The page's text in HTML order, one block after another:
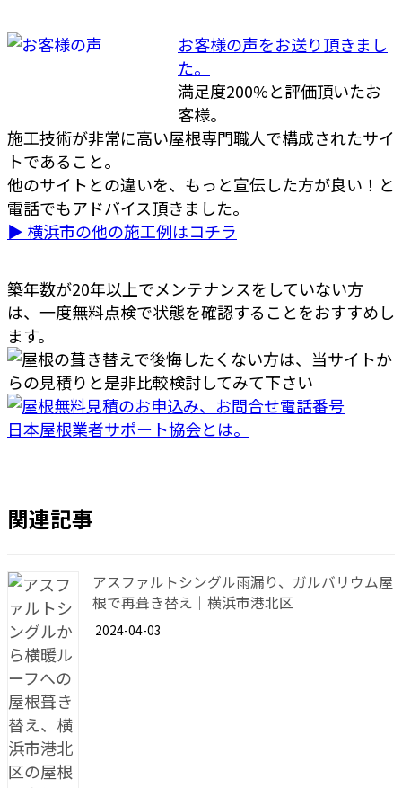
お客様の声をお送り頂きまし
た。
満足度200%と評価頂いたお
客様。
施工技術が非常に高い屋根専門職人で構成されたサイ
トであること。
他のサイトとの違いを、もっと宣伝した方が良い！と
電話でもアドバイス頂きました。
▶ 横浜市の他の施工例はコチラ
築年数が20年以上でメンテナンスをしていない方
は、一度無料点検で状態を確認することをおすすめし
ます。
日本屋根業者サポート協会とは。
関連記事
アスファルトシングル雨漏り、ガルバリウム屋
根で再葺き替え｜横浜市港北区
2024-04-03